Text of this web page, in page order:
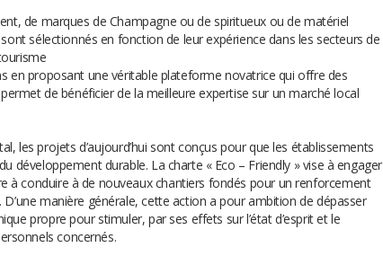
de marques de Champagne ou de spiritueux ou de matériel
sélectionnés en fonction de leur expérience dans les secteurs de
en proposant une véritable plateforme novatrice qui offre des
de bénéficier de la meilleure expertise sur un marché local
les projets d’aujourd’hui sont conçus pour que les établissements
développement durable. La charte « Eco – Friendly » vise à engager
à conduire à de nouveaux chantiers fondés pour un renforcement
manière générale, cette action a pour ambition de dépasser
propre pour stimuler, par ses effets sur l’état d’esprit et le
concernés.